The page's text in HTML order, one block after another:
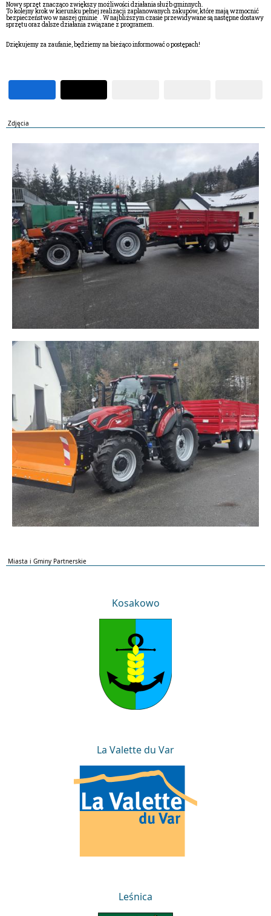
Nowy sprzęt znacząco zwiększy możliwości działania służb gminnych.
To kolejny krok w kierunku pełnej realizacji zaplanowanych zakupów, które mają wzmocnić
bezpieczeństwo w naszej gminie . W najbliższym czasie przewidywane są następne dostawy
sprzętu oraz dalsze działania związane z programem.
Dziękujemy za zaufanie, będziemy na bieżąco informować o postępach!
Zdjęcia
Miasta i Gminy Partnerskie
Kosakowo
La Valette du Var
Leśnica